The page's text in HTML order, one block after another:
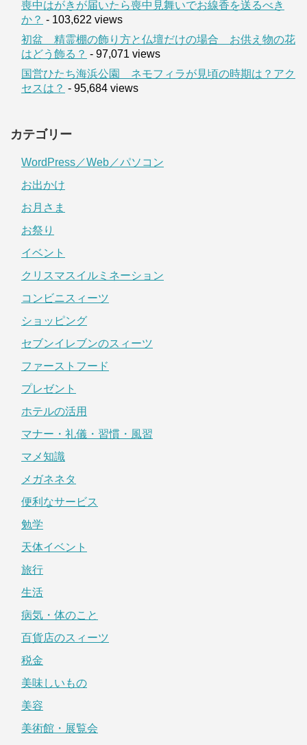
喪中はがきが届いたら喪中見舞いでお線香を送るべき
か？ - 103,622 views
初盆 精霊棚の飾り方と仏壇だけの場合 お供え物の花
はどう飾る？ - 97,071 views
国営ひたち海浜公園 ネモフィラが見頃の時期は？アク
セスは？ - 95,684 views
カテゴリー
WordPress／Web／パソコン
お出かけ
お月さま
お祭り
イベント
クリスマスイルミネーション
コンビニスィーツ
ショッピング
セブンイレブンのスィーツ
ファーストフード
プレゼント
ホテルの活用
マナー・礼儀・習慣・風習
マメ知識
メガネネタ
便利なサービス
勉学
天体イベント
旅行
生活
病気・体のこと
百貨店のスィーツ
税金
美味しいもの
美容
美術館・展覧会